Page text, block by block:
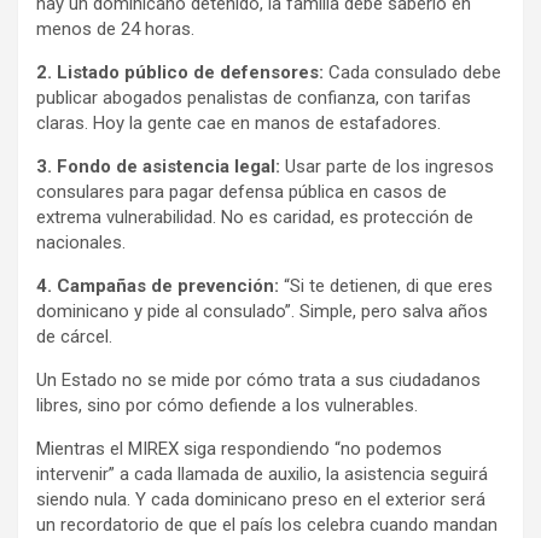
menos de 24 horas.
2. Listado público de defensores: Cada consulado debe
publicar abogados penalistas de confianza, con tarifas
claras. Hoy la gente cae en manos de estafadores.
3. Fondo de asistencia legal: Usar parte de los ingresos
consulares para pagar defensa pública en casos de
extrema vulnerabilidad. No es caridad, es protección de
nacionales.
4. Campañas de prevención: “Si te detienen, di que eres
dominicano y pide al consulado”. Simple, pero salva años
de cárcel.
Un Estado no se mide por cómo trata a sus ciudadanos
libres, sino por cómo defiende a los vulnerables.
Mientras el MIREX siga respondiendo “no podemos
intervenir” a cada llamada de auxilio, la asistencia seguirá
siendo nula. Y cada dominicano preso en el exterior será
un recordatorio de que el país los celebra cuando mandan